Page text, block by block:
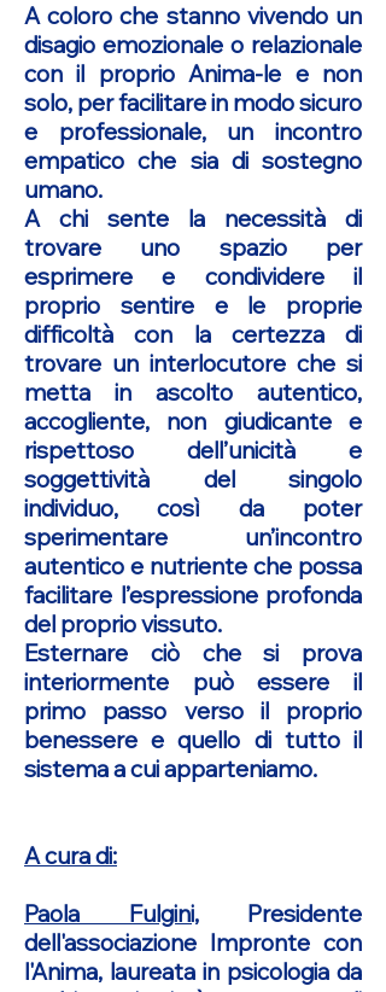
A coloro che stanno vivendo un
disagio emozionale o relazionale
con il proprio Anima-le e non
solo, per facilitare in modo sicuro
e professionale, un incontro
empatico che sia di sostegno
umano.
A chi sente la necessità di
trovare uno spazio per
esprimere e condividere il
proprio sentire e le proprie
difficoltà con la certezza di
trovare un interlocutore che si
metta in ascolto autentico,
accogliente, non giudicante e
rispettoso dell’unicità e
soggettività del singolo
individuo, così da poter
sperimentare un’incontro
autentico e nutriente che possa
facilitare l’espressione profonda
del proprio vissuto.
Esternare ciò che si prova
interiormente può essere il
primo passo verso il proprio
benessere e quello di tutto il
sistema a cui apparteniamo.
A cura di:
Paola Fulgini,Presidente
dell'associazione Impronte con
l'Anima, laureata in psicologia da